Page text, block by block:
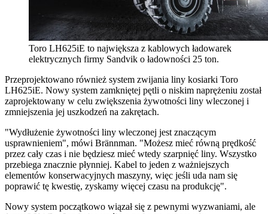
Toro LH625iE to największa z kablowych ładowarek
elektrycznych firmy Sandvik o ładowności 25 ton.
Przeprojektowano również system zwijania liny kosiarki Toro
LH625iE. Nowy system zamkniętej pętli o niskim naprężeniu został
zaprojektowany w celu zwiększenia żywotności liny wleczonej i
zmniejszenia jej uszkodzeń na zakrętach.
"Wydłużenie żywotności liny wleczonej jest znaczącym
usprawnieniem", mówi Brännman. "Możesz mieć równą prędkość
przez cały czas i nie będziesz mieć wtedy szarpnięć liny. Wszystko
przebiega znacznie płynniej. Kabel to jeden z ważniejszych
elementów konserwacyjnych maszyny, więc jeśli uda nam się
poprawić tę kwestię, zyskamy więcej czasu na produkcję".
Nowy system początkowo wiązał się z pewnymi wyzwaniami, ale